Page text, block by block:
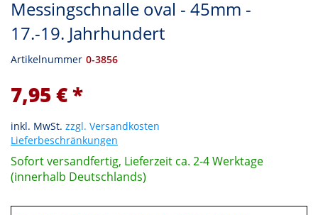
Messingschnalle oval - 45mm -
17.-19. Jahrhundert
Artikelnummer 0-3856
7,95 € *
inkl. MwSt. zzgl. Versandkosten
Lieferbeschränkungen
Sofort versandfertig, Lieferzeit ca. 2-4 Werktage
(innerhalb Deutschlands)